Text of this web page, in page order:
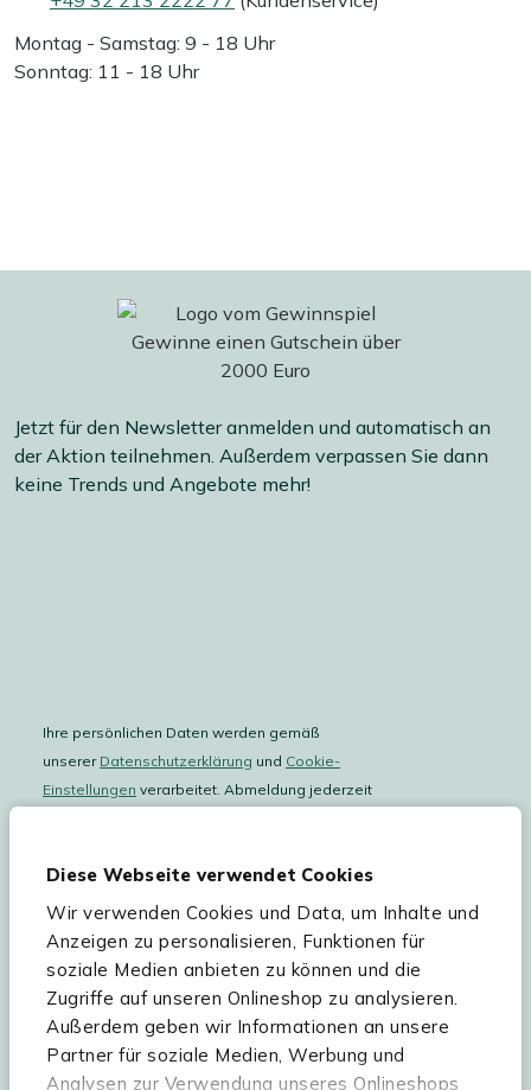
Diese Webseite verwendet Cookies
Wir verwenden Cookies und Data, um Inhalte und
Anzeigen zu personalisieren, Funktionen für
soziale Medien anbieten zu können und die
Zugriffe auf unseren Onlineshop zu analysieren.
Außerdem geben wir Informationen an unsere
Partner für soziale Medien, Werbung und
Analysen zur Verwendung unseres Onlineshops
Montag - Samstag: 9 - 18 Uhr
Sonntag: 11 - 18 Uhr
Jetzt für den Newsletter anmelden und automatisch an
der Aktion teilnehmen. Außerdem verpassen Sie dann
keine Trends und Angebote mehr!
Ihre persönlichen Daten werden gemäß
unserer Datenschutzerklärung und Cookie-
Einstellungen verarbeitet. Abmeldung jederzeit
Hilfe & Service
Sortiment
Kees Smit Gartenmöbel
Experience Stores XXL